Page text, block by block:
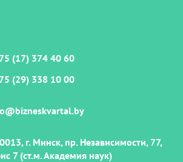
(17) 374 40 60
(29) 338 10 00
г. Минск, пр. Независимости, 77,
7 (ст.м. Академия наук)